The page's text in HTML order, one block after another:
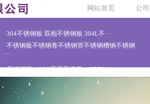
网站首页 公
·304不锈钢板 双相不锈钢板 304L不···
·不锈钢板不锈钢卷不锈钢管不锈钢槽钢不锈钢
···
·无缝钢管、20G高压无缝管、GB5310···